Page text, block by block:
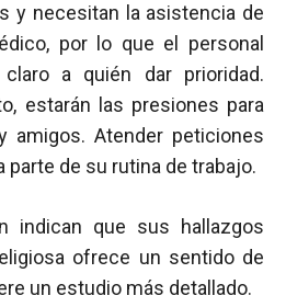
y necesitan la asistencia de
por lo que el personal
a quién dar prioridad.
estarán las presiones para
amigos. Atender peticiones
de su rutina de trabajo.
indican que sus hallazgos
ofrece un sentido de
un estudio más detallado.